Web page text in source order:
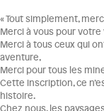
« Tout simplement,
Merci à vous pour
Merci à tous ceux qui
aventure,
Merci pour tous les
Cette inscription, ce
histoire.
Chez nous, les